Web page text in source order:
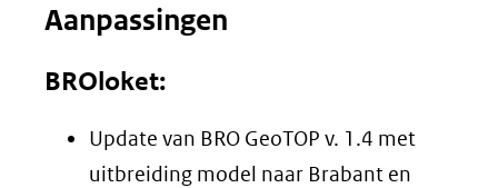
Aanpassingen
BROloket:
Update van BRO GeoTOP v. 1.4 met
uitbreiding model naar Brabant en